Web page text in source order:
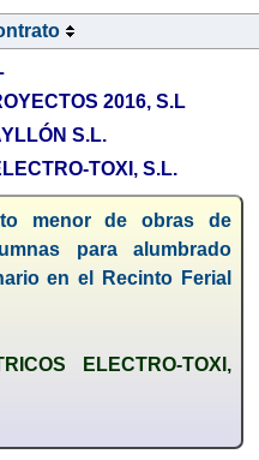
2016, S.L
S.L.
TOXI, S.L.
menor de obras de
para alumbrado
en el Recinto Ferial
ELECTRO-TOXI,